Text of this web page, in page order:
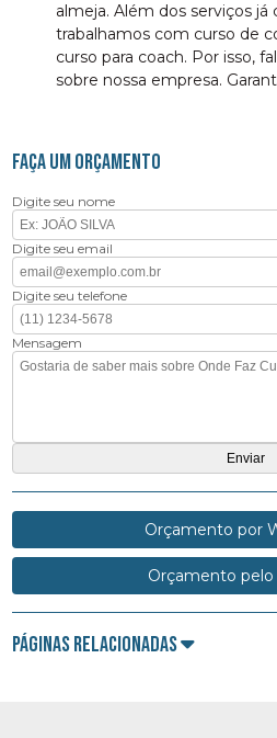
almeja. Além dos serviços
trabalhamos com curso de
curso para coach. Por isso,
sobre nossa empresa.
FAÇA UM ORÇAMENTO
Digite seu nome
Digite seu email
Digite seu telefone
Mensagem
Orçamento por
Orçamento pelo
Páginas Relacionadas